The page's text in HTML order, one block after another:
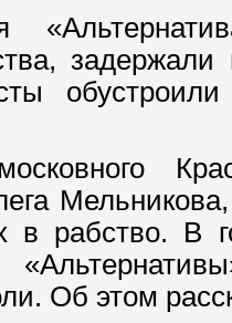
в рабство. В
Об этом